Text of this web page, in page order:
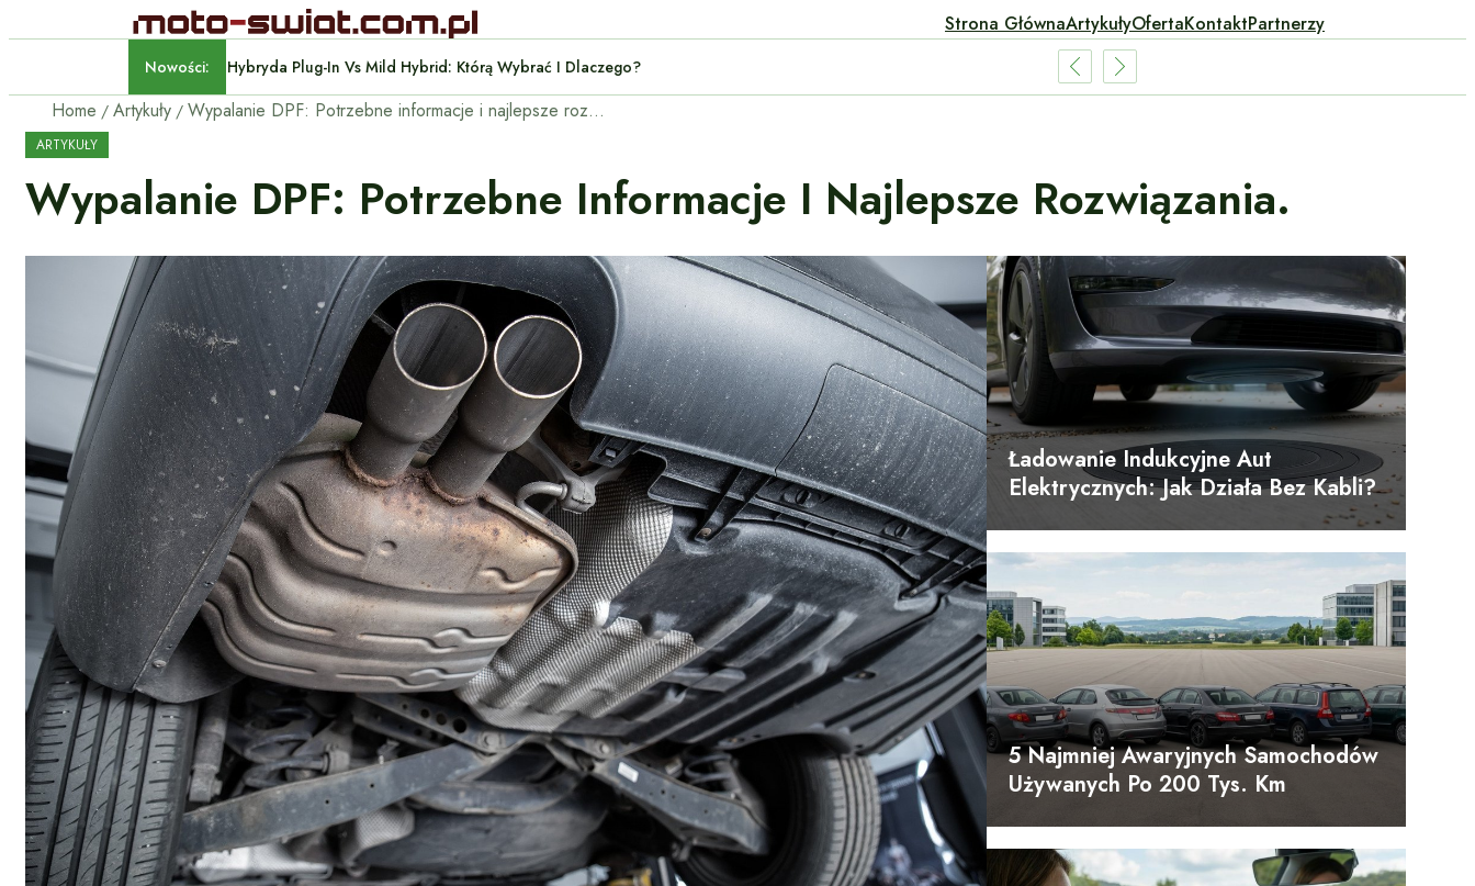
Strona GłównaArtykułyOfertaKontaktPartnerzy
Nowości: Hybryda Plug-In Vs Mild Hybrid: Którą Wybrać I Dlaczego?
Home Artykuły Wypalanie DPF: Potrzebne informacje i najlepsze rozwiązania.
ARTYKUŁY
Wypalanie DPF: Potrzebne Informacje I Najlepsze Rozwiązania.
Ładowanie Indukcyjne Aut
Elektrycznych: Jak Działa Bez Kabli?
5 Najmniej Awaryjnych Samochodów
Używanych Po 200 Tys. Km